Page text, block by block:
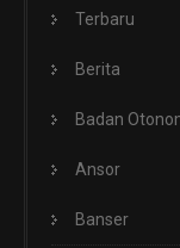
Terbaru
Berita
Badan
Ansor
Banser